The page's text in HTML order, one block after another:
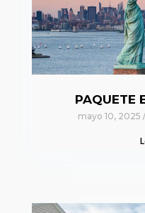
PAQUETE
mayo 10, 2025